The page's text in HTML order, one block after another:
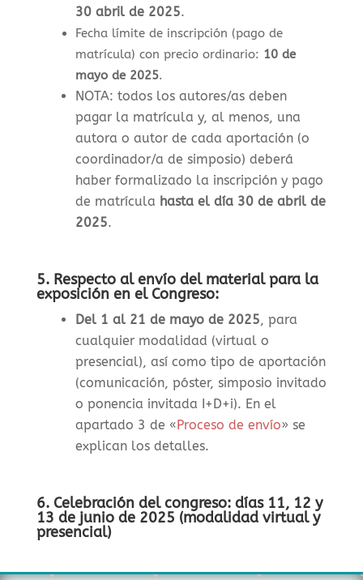
30 abril de 2025.
Fecha límite de inscripción (pago de
matrícula) con precio ordinario: 10 de
mayo de 2025.
NOTA: todos los autores/as deben
pagar la matrícula y, al menos, una
autora o autor de cada aportación (o
coordinador/a de simposio) deberá
haber formalizado la inscripción y pago
de matrícula hasta el día 30 de abril de
2025.
5. Respecto al envío del material para la
exposición en el Congreso:
Del 1 al 21 de mayo de 2025, para
cualquier modalidad (virtual o
presencial), así como tipo de aportación
(comunicación, póster, simposio invitado
o ponencia invitada I+D+i). En el
apartado 3 de «Proceso de envío» se
explican los detalles.
6. Celebración del congreso: días 11, 12 y
13 de junio de 2025 (modalidad virtual y
presencial)